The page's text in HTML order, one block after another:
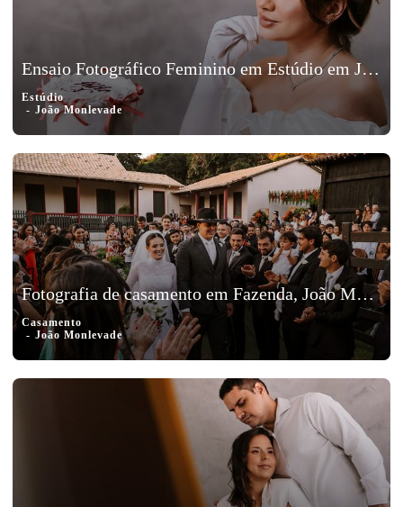
Ensaio Fotográfico Feminino em Estúdio em João Monlevade, Minas Gerais - Luiza Braga
Estúdio
João Monlevade
Fotografia de casamento em Fazenda, João Monlevade, MG - Ana e Leo
Casamento
João Monlevade